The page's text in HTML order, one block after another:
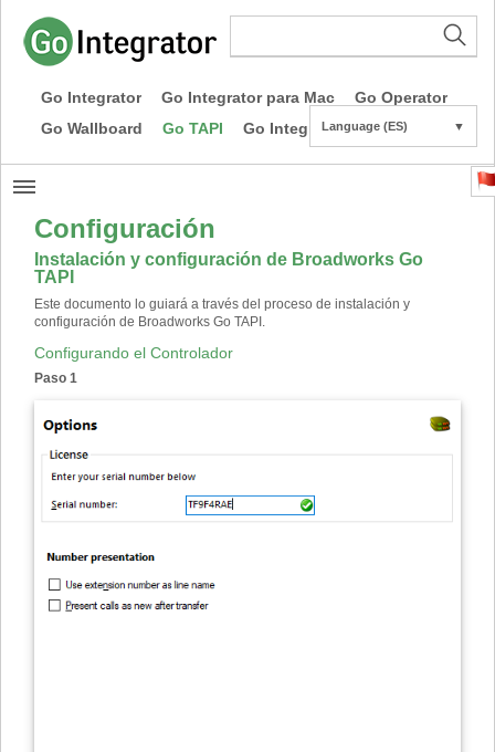
Go Integrator Go Integrator para Mac
Go Operator
Go Wallboard
Go TAPI Go Integrator CE
Language (ES) ▼
Configuración
Instalación y configuración de Broadworks Go
TAPI
Este documento lo guiará a través del proceso de instalación y
configuración de Broadworks Go TAPI.
Configurando el Controlador
Paso 1